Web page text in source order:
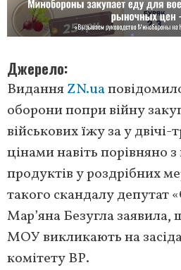
Джерело
ВиданняZN.ua
оборони попри війну
військових їжу за у
цінами навіть порівняно
продуктів у роздрібних
такого скандалу депутат
Мар’яна Безугла заявила,
МОУ викликають на
комітету ВР.